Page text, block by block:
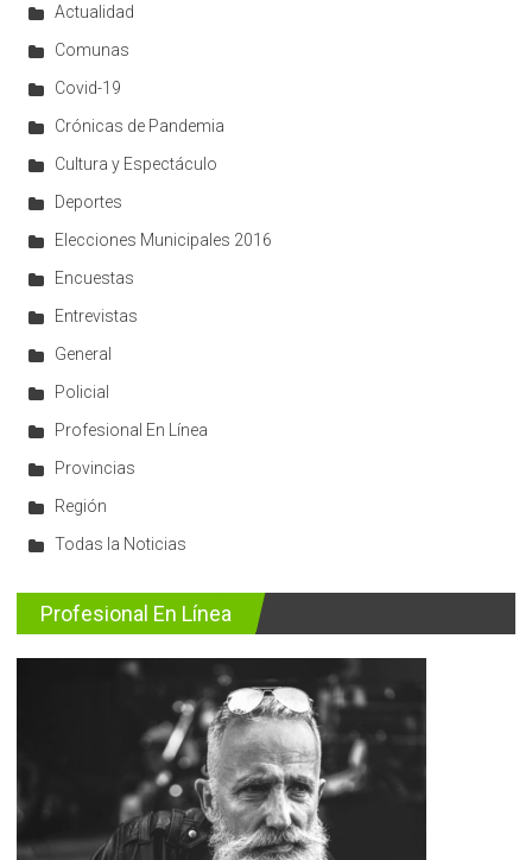
Actualidad
Comunas
Covid-19
Crónicas de Pandemia
Cultura y Espectáculo
Deportes
Elecciones Municipales 2016
Encuestas
Entrevistas
General
Policial
Profesional En Línea
Provincias
Región
Todas la Noticias
Profesional En Línea